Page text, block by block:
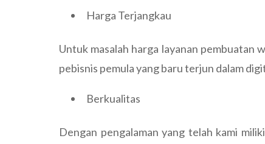
Harga Terjangkau
Untuk masalah harga layanan pembuatan
pebisnis pemula yang baru terjun dalam
Berkualitas
Dengan pengalaman yang telah kami